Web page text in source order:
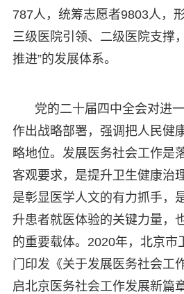
787人，统筹志愿者9803人，
三级医院引领、二级医院支撑
推进”的发展体系。
党的二十届四中全会对进
作出战略部署，强调把人民健
略地位。发展医务社会工作是
客观要求，是提升卫生健康治
是彰显医学人文的有力抓手，
升患者就医体验的关键力量，
的重要载体。2020年，北京市
门印发《关于发展医务社会工
启北京医务社会工作发展新篇